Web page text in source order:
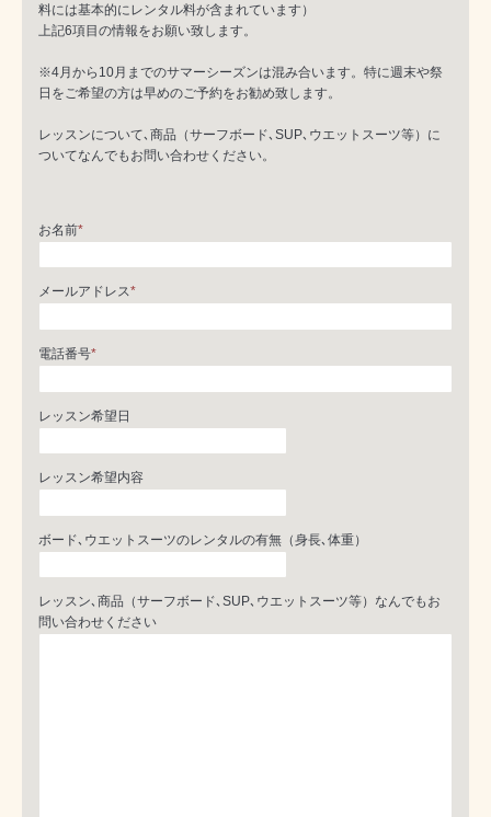
料には基本的にレンタル料が含まれています）
上記6項目の情報をお願い致します。
※4月から10月までのサマーシーズンは混み合います。特に週末や祭
日をご希望の方は早めのご予約をお勧め致します。
レッスンについて､商品（サーフボード､SUP､ウエットスーツ等）に
ついてなんでもお問い合わせください。
お名前*
メールアドレス*
電話番号*
レッスン希望日
レッスン希望内容
ボード､ウエットスーツのレンタルの有無（身長､体重）
レッスン､商品（サーフボード､SUP､ウエットスーツ等）なんでもお
問い合わせください